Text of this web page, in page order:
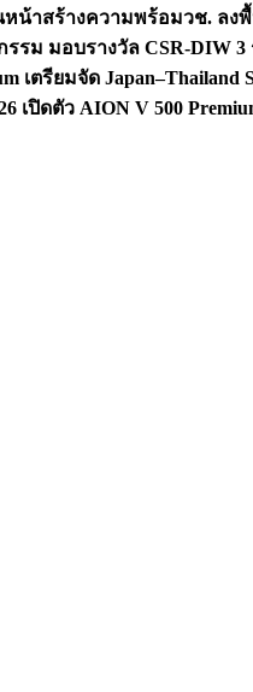
หน้าสร้างความพร้อมวช. ลง
รรม มอบรางวัล CSR-DIW
เตรียมจัด
เปิดตัว AION V 500